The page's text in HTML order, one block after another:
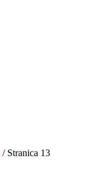
/ Stranica 13